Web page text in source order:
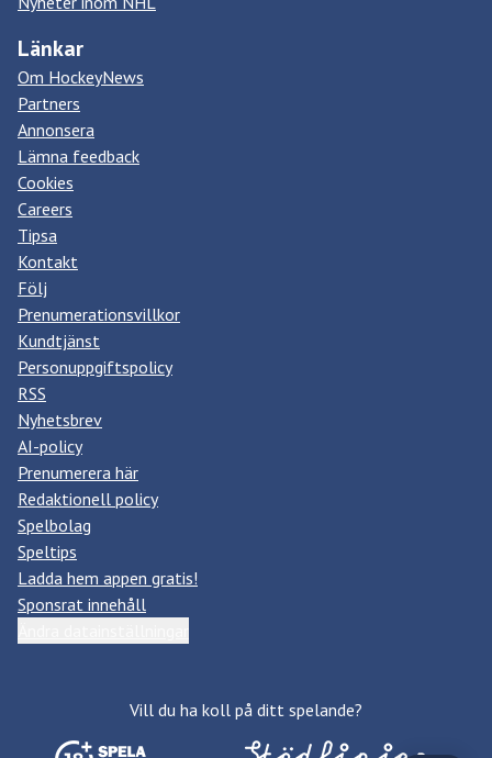
Länkar
Om HockeyNews
Partners
Annonsera
Lämna feedback
Cookies
Careers
Tipsa
Kontakt
Följ
Prenumerationsvillkor
Kundtjänst
Personuppgiftspolicy
RSS
Nyhetsbrev
AI-policy
Prenumerera här
Redaktionell policy
Spelbolag
Speltips
Ladda hem appen gratis!
Sponsrat innehåll
Vill du ha koll på ditt spelande?